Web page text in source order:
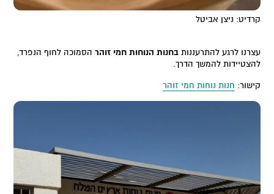
קרדיט: ניצן אביטל
עצרנו לרגע להתרעננותבחנות הנוחות חמי זוהר הסמוכה לחוף הנפרד,
להצטיידות להמשך הדרך.
קישור: חנות נוחות חמי זוהר